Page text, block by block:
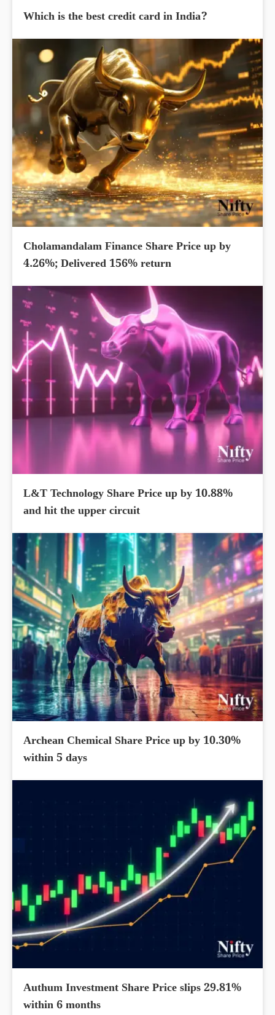
Which is the best credit card in India?
Cholamandalam Finance Share Price up by
4.26%; Delivered 156% return
L&T Technology Share Price up by 10.88%
and hit the upper circuit
Archean Chemical Share Price up by 10.30%
within 5 days
Authum Investment Share Price slips 29.81%
within 6 months